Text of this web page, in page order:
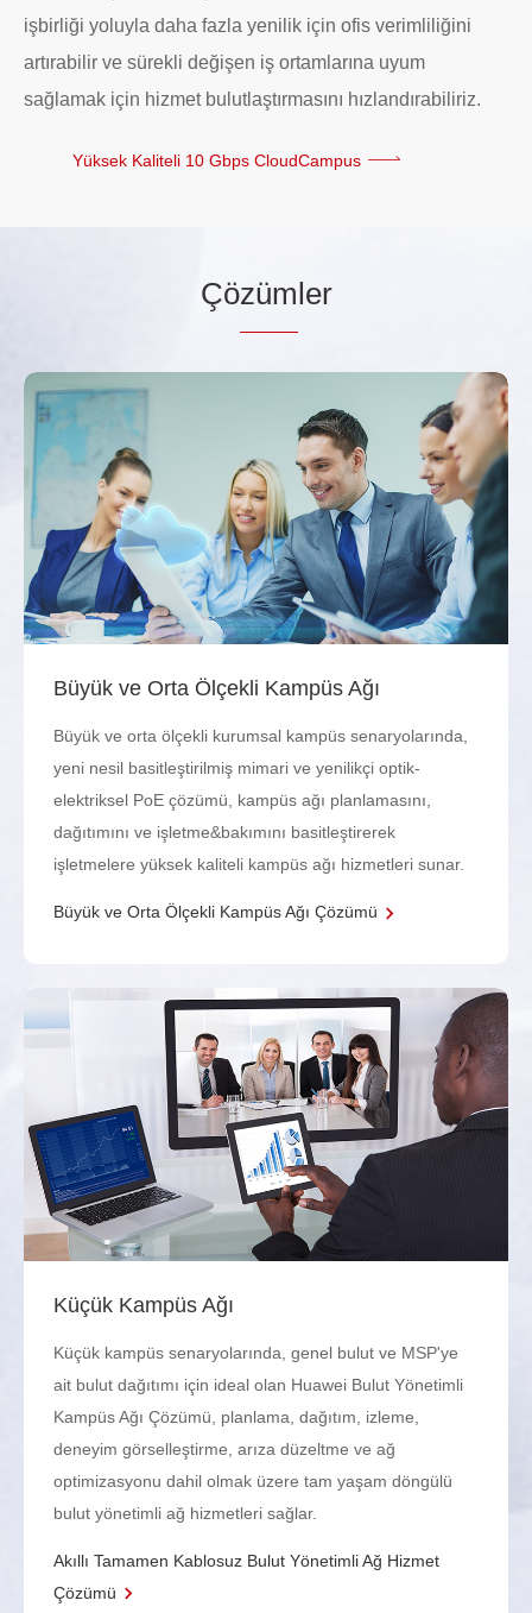
işbirliği yoluyla daha fazla yenilik için ofis verimliliğini
artırabilir ve sürekli değişen iş ortamlarına uyum
sağlamak için hizmet bulutlaştırmasını hızlandırabiliriz.
Yüksek Kaliteli 10 Gbps CloudCampus
Çözümler
Büyük ve Orta Ölçekli Kampüs Ağı
Büyük ve orta ölçekli kurumsal kampüs senaryolarında,
yeni nesil basitleştirilmiş mimari ve yenilikçi optik-
elektriksel PoE çözümü, kampüs ağı planlamasını,
dağıtımını ve işletme&bakımını basitleştirerek
işletmelere yüksek kaliteli kampüs ağı hizmetleri sunar.
Büyük ve Orta Ölçekli Kampüs Ağı Çözümü
Küçük Kampüs Ağı
Küçük kampüs senaryolarında, genel bulut ve MSP'ye
ait bulut dağıtımı için ideal olan Huawei Bulut Yönetimli
Kampüs Ağı Çözümü, planlama, dağıtım, izleme,
deneyim görselleştirme, arıza düzeltme ve ağ
optimizasyonu dahil olmak üzere tam yaşam döngülü
bulut yönetimli ağ hizmetleri sağlar.
Akıllı Tamamen Kablosuz Bulut Yönetimli Ağ Hizmet
Çözümü